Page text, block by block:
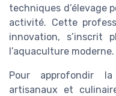
techniques d’élevage
activité. Cette
innovation, s’inscrit
l’aquaculture moderne.
Pour approfondir
artisanaux et